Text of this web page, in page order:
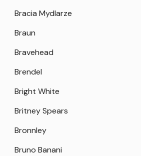
Bracia Mydlarze
Braun
Bravehead
Brendel
Bright White
Britney Spears
Bronnley
Bruno Banani